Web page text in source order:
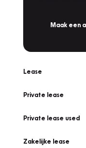
Maak een
Lease
Private lease
Private lease used
Zakelijke lease